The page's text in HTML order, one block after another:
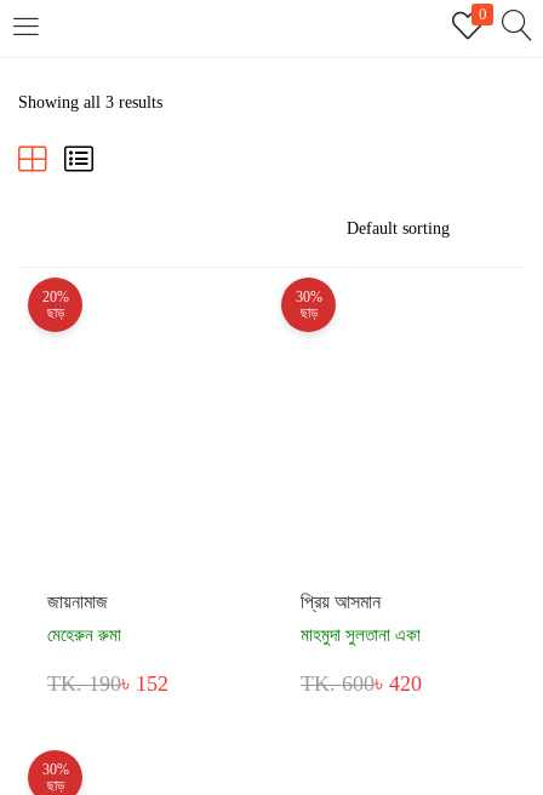
0
REGISTER
Showing all 3 results
20%
ছাড়
জায়নামাজ
মেহেরুন রুমা
TK. 190৳ 152
30%
ছাড়
প্রিয় আসমান
মাহমুদা সুলতানা একা
TK. 600৳ 420
30%
ছাড়